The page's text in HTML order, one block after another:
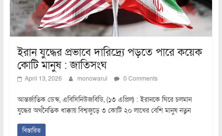
ইরান যুদ্ধের প্রভাবে দারিদ্র্যে পড়তে পারে কয়েক
কোটি মানুষ : জাতিসংঘ
April 13, 2026 monowarul 0 Comments
আন্তর্জাতিক ডেস্ক, এবিসিনিউজবিডি, (১৩ এপ্রিল) : ইরানকে ঘিরে চলমান
যুদ্ধের অর্থনৈতিক ধাক্কায় বিশ্বজুড়ে ৩ কোটি ২০ লাখের বেশি মানুষ নতুন
বিস্তারিত